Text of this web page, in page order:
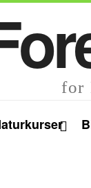
for